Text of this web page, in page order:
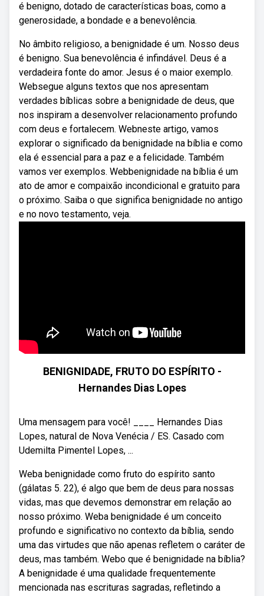
é benigno, dotado de características boas, como a
generosidade, a bondade e a benevolência.
No âmbito religioso, a benignidade é um. Nosso deus
é benigno. Sua benevolência é infindável. Deus é a
verdadeira fonte do amor. Jesus é o maior exemplo.
Websegue alguns textos que nos apresentam
verdades bíblicas sobre a benignidade de deus, que
nos inspiram a desenvolver relacionamento profundo
com deus e fortalecem. Webneste artigo, vamos
explorar o significado da benignidade na bíblia e como
ela é essencial para a paz e a felicidade. Também
vamos ver exemplos. Webbenignidade na bíblia é um
ato de amor e compaixão incondicional e gratuito para
o próximo. Saiba o que significa benignidade no antigo
e no novo testamento, veja.
BENIGNIDADE, FRUTO DO ESPÍRITO -
Hernandes Dias Lopes
Uma mensagem para você! ____ Hernandes Dias
Lopes, natural de Nova Venécia / ES. Casado com
Udemilta Pimentel Lopes, ...
Weba benignidade como fruto do espírito santo
(gálatas 5. 22), é algo que bem de deus para nossas
vidas, mas que devemos demonstrar em relação ao
nosso próximo. Weba benignidade é um conceito
profundo e significativo no contexto da bíblia, sendo
uma das virtudes que não apenas refletem o caráter de
deus, mas também. Webo que é benignidade na bíblia?
A benignidade é uma qualidade frequentemente
mencionada nas escrituras sagradas, refletindo a